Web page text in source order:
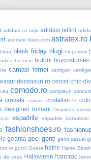
adidasi cu aripi adidasi ieftini
asortare Asos.com astratex.ro
birou black friday blugi blugi rosii
bustiere butoni
camasi femei cardigan
cercei chic-
comodo.ro compleuri
cravata cravate cristallini.ro
designeri romani Desmona
espadrile espadrile barbatesti
fashionshoes.ro
geanta geci genti genti casual
gucci Guess haine Haine
de casa Halloween hanorac